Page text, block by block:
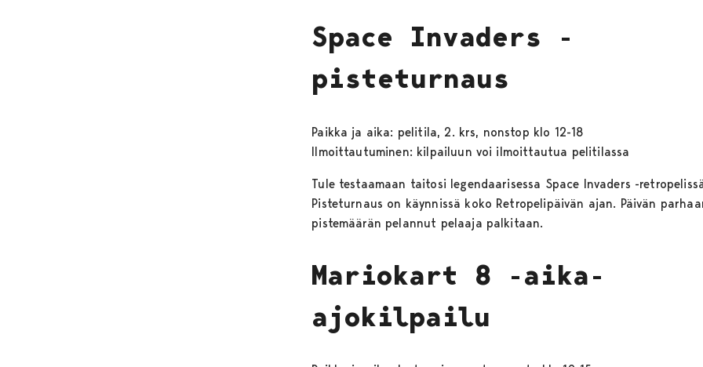
Space Invaders -
pisteturnaus
Paikka ja aika: pelitila, 2. krs, nonstop klo 12-18
Ilmoittautuminen: kilpailuun voi ilmoittautua pelitilassa
Tule testaamaan taitosi legendaarisessa Space Invaders -
Pisteturnaus on käynnissä koko Retropelipäivän ajan. Päivän
pistemäärän pelannut pelaaja palkitaan.
Mariokart 8 -aika-
ajokilpailu